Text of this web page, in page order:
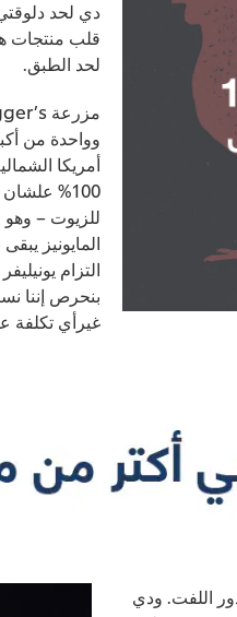
دي لحد
قلب منتجات
لحد الطبق.
أمريكا
100%
للزيوت – وهو
التزام
بنحرص إننا
غيرأي تكلفة
اللفت. ودي